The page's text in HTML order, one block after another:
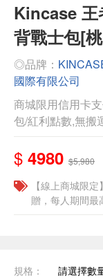
Kincase 王
背戰士包[
◎品牌：
國際有限公司
商城限用信用卡
包/紅利點數,無搬
$ 4980 $5,980
【線上商城限
贈，每人期間最
規格： 請選擇數